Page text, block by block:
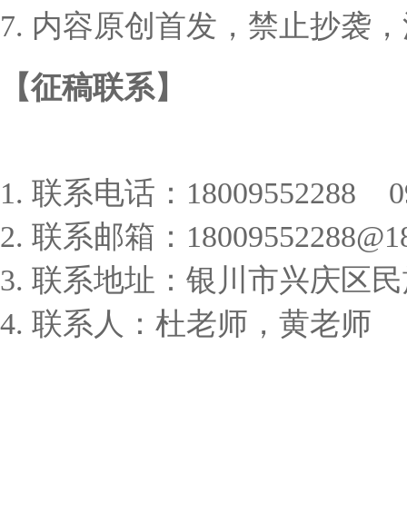
7. 内容原创首发，禁止抄袭
【征稿联系】
1. 联系电话：18009552288
2. 联系邮箱：
3. 联系地址：银川市兴庆区
4. 联系人：杜老师，黄老师